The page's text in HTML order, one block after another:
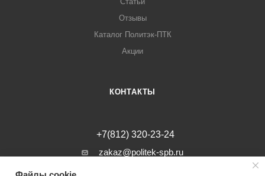
Отзывы
Каталог Политэк-ПТК
Акции
КОНТАКТЫ
+7(812) 320-23-24
zakaz@politek-spb.ru